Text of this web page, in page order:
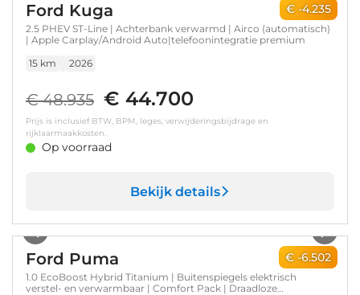
€ -4.235
Ford Kuga
2.5 PHEV ST-Line | Achterbank verwarmd | Airco (automatisch)
| Apple Carplay/Android Auto|telefoonintegratie premium
15 km
2026
€ 48.935 € 44.700
Prijs is inclusief BTW, BPM, leges, verwijderingsbijdrage en
rijklaarmaakkosten.
Op voorraad
Bekijk details
€ -6.502
Ford Puma
1.0 EcoBoost Hybrid Titanium | Buitenspiegels elektrisch
verstel- en verwarmbaar | Comfort Pack | Draadloze